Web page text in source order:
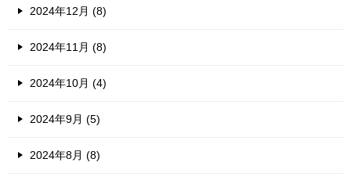
2024年12月 (8)
2024年11月 (8)
2024年10月 (4)
2024年9月 (5)
2024年8月 (8)